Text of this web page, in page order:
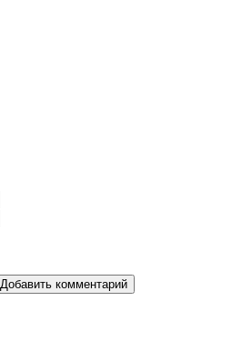
Добавить комментарий